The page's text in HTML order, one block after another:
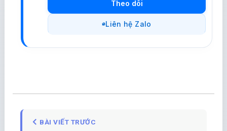
Theo dõi
Liên hệ Zalo
BÀI VIẾT TRƯỚC